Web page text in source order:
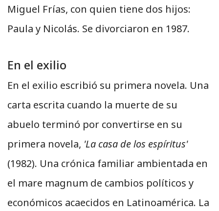
Miguel Frías, con quien tiene dos hijos:
Paula y Nicolás. Se divorciaron en 1987.
En el exilio
En el exilio escribió su primera novela. Una
carta escrita cuando la muerte de su
abuelo terminó por convertirse en su
primera novela, 'La casa de los espíritus'
(1982). Una crónica familiar ambientada en
el mare magnum de cambios políticos y
económicos acaecidos en Latinoamérica. La